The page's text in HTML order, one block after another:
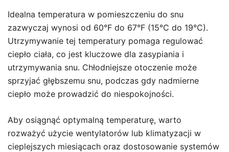
Idealna temperatura w pomieszczeniu do snu
zazwyczaj wynosi od 60°F do 67°F (15°C do 19°C).
Utrzymywanie tej temperatury pomaga regulować
ciepło ciała, co jest kluczowe dla zasypiania i
utrzymywania snu. Chłodniejsze otoczenie może
sprzyjać głębszemu snu, podczas gdy nadmierne
ciepło może prowadzić do niespokojności.
Aby osiągnąć optymalną temperaturę, warto
rozważyć użycie wentylatorów lub klimatyzacji w
cieplejszych miesiącach oraz dostosowanie systemów